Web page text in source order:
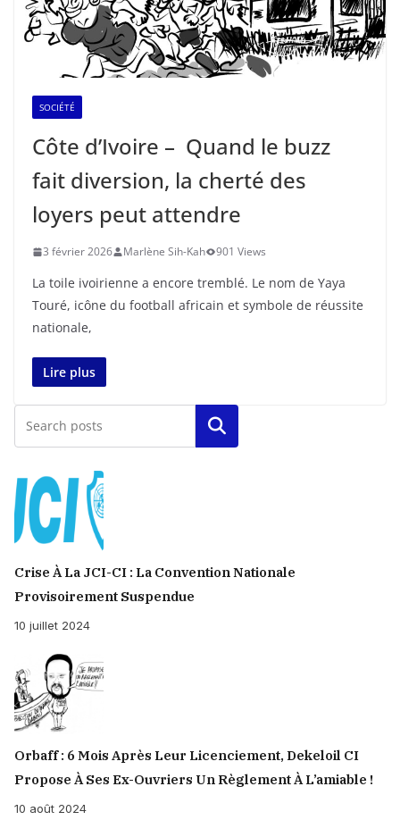
SOCIÉTÉ
Côte d’Ivoire – Quand le buzz
fait diversion, la cherté des
loyers peut attendre
3 février 2026 Marlène Sih-Kah 901 Views
La toile ivoirienne a encore tremblé. Le nom de Yaya
Touré, icône du football africain et symbole de réussite
nationale,
Lire plus
Rechercher
Crise À La JCI-CI : La Convention Nationale
Provisoirement Suspendue
10 juillet 2024
Orbaff : 6 Mois Après Leur Licenciement, Dekeloil CI
Propose À Ses Ex-Ouvriers Un Règlement À L’amiable !
10 août 2024